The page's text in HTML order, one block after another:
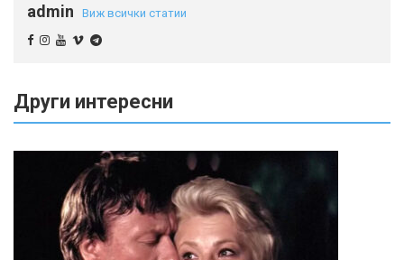
admin Виж всички статии
Други интересни